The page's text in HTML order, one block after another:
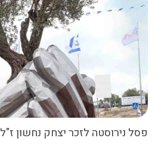
פסל נירוסטה לזכר יצחק נחשון ז"ל